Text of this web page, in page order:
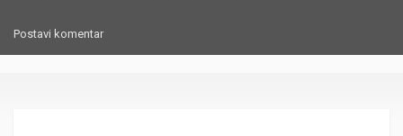
Postavi komentar